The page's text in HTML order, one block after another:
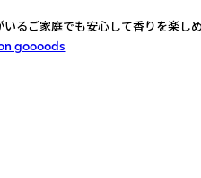
るご家庭でも安心して香りを楽し
goooods